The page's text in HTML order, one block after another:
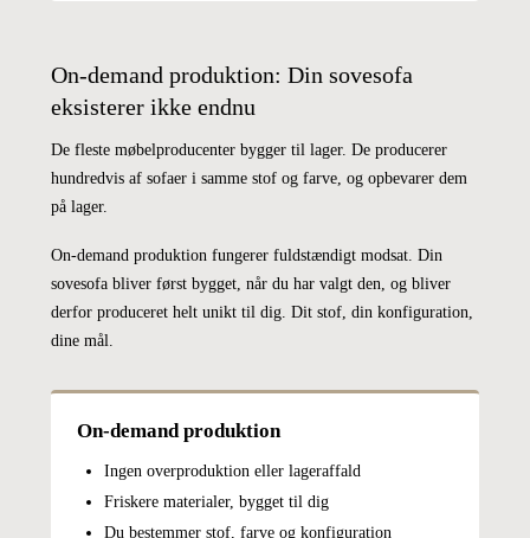
On-demand produktion: Din sovesofa
eksisterer ikke endnu
De fleste møbelproducenter bygger til lager. De producerer
hundredvis af sofaer i samme stof og farve, og opbevarer dem
på lager.
On-demand produktion fungerer fuldstændigt modsat. Din
sovesofa bliver først bygget, når du har valgt den, og bliver
derfor produceret helt unikt til dig. Dit stof, din konfiguration,
dine mål.
On-demand produktion
Ingen overproduktion eller lageraffald
Friskere materialer, bygget til dig
Du bestemmer stof, farve og konfiguration